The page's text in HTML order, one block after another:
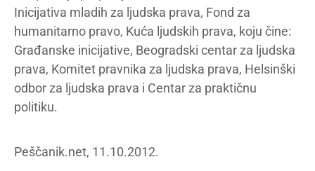
Inicijativa mladih za ljudska prava, Fond za
humanitarno pravo, Kuća ljudskih prava, koju čine:
Građanske inicijative, Beogradski centar za ljudska
prava, Komitet pravnika za ljudska prava, Helsinški
odbor za ljudska prava i Centar za praktičnu
politiku.
Peščanik.net, 11.10.2012.